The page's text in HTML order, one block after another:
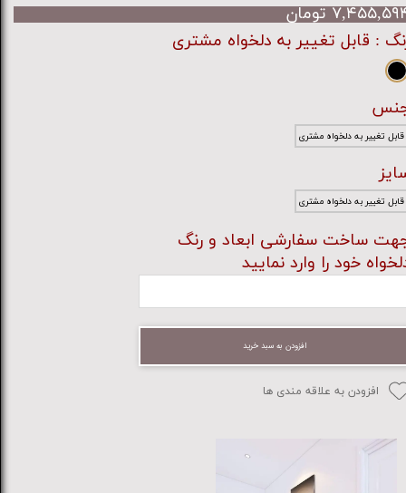
تومان
: قابل تغییر به دلخواه مشتری
قابل تغییر به دلخواه مشتری
قابل تغییر به دلخواه مشتری
ساخت سفارشی ابعاد و رنگ
خود را وارد نمایید
افزودن به سبد خرید
افزودن به علاقه مندی ها